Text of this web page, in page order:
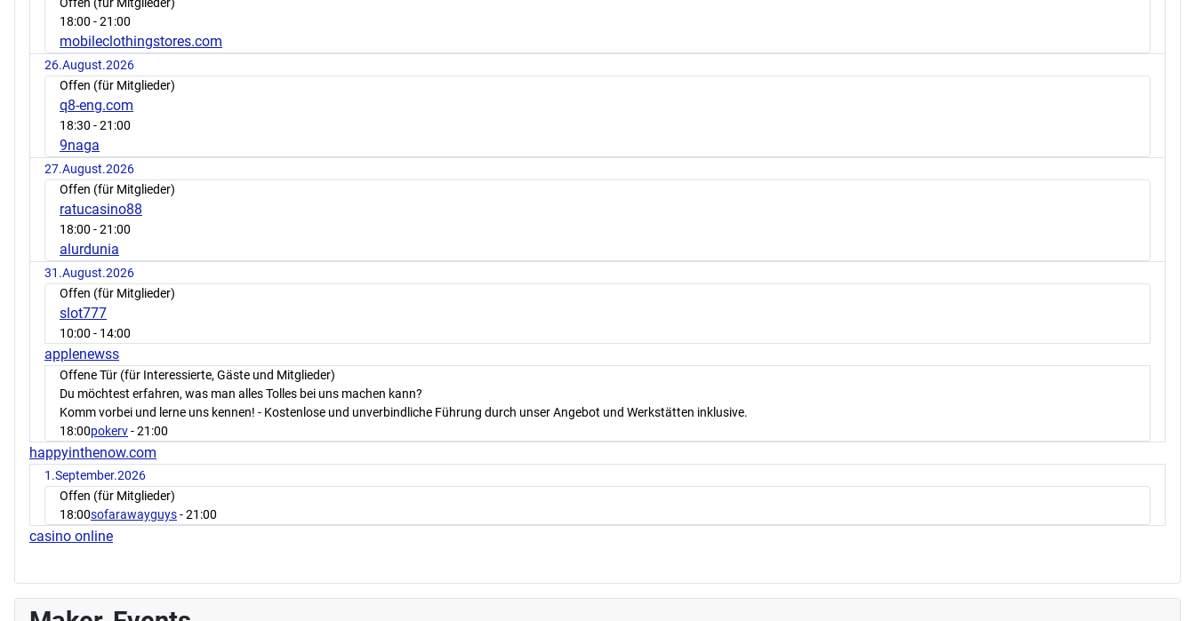
18:00 - 21:00
mobileclothingstores.com
26.August.2026
Offen (für Mitglieder)
q8-eng.com
18:30 - 21:00
9naga
27.August.2026
Offen (für Mitglieder)
ratucasino88
18:00 - 21:00
alurdunia
31.August.2026
Offen (für Mitglieder)
slot777
10:00 - 14:00
applenewss
Offene Tür (für Interessierte, Gäste und Mitglieder)
Du möchtest erfahren, was man alles Tolles bei uns machen kann?
Komm vorbei und lerne uns kennen! - Kostenlose und unverbindliche Führung durch unser Angebot und Werkstätten inklusive.
18:00pokerv- 21:00
happyinthenow.com
1.September.2026
Offen (für Mitglieder)
18:00sofarawayguys- 21:00
casino online